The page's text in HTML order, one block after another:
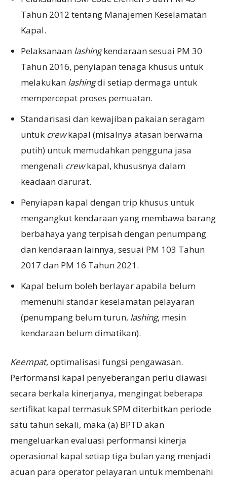
Tahun 2012 tentang Manajemen Keselamatan
Kapal.
Pelaksanaan lashingkendaraan sesuai PM 30
Tahun 2016, penyiapan tenaga khusus untuk
melakukan lashingdi setiap dermaga untuk
mempercepat proses pemuatan.
Standarisasi dan kewajiban pakaian seragam
untuk crewkapal (misalnya atasan berwarna
putih) untuk memudahkan pengguna jasa
mengenali crewkapal, khususnya dalam
keadaan darurat.
Penyiapan kapal dengan trip khusus untuk
mengangkut kendaraan yang membawa barang
berbahaya yang terpisah dengan penumpang
dan kendaraan lainnya, sesuai PM 103 Tahun
2017 dan PM 16 Tahun 2021.
Kapal belum boleh berlayar apabila belum
memenuhi standar keselamatan pelayaran
(penumpang belum turun, lashing, mesin
kendaraan belum dimatikan).
Keempat, optimalisasi fungsi pengawasan.
Performansi kapal penyeberangan perlu diawasi
secara berkala kinerjanya, mengingat beberapa
sertifikat kapal termasuk SPM diterbitkan periode
satu tahun sekali, maka (a) BPTD akan
mengeluarkan evaluasi performansi kinerja
operasional kapal setiap tiga bulan yang menjadi
acuan para operator pelayaran untuk membenahi